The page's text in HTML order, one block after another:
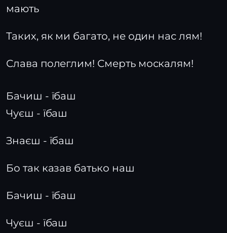
мають
Таких, як ми багато, не один нас лям!
Слава полеглим! Смерть москалям!
Бачиш - їбаш
Чуєш - їбаш
Знаєш - їбаш
Бо так казав батько наш
Бачиш - їбаш
Чуєш - їбаш